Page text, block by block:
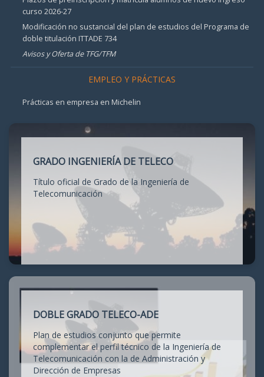
curso 2026-27
Modificación no sustancial del plan de estudios del Programa de
doble titulación ITTADE 734
Avisos y Oferta de TFG/TFM
EMPLEO Y PRÁCTICAS
Prácticas en empresa en Michelin
GRADO INGENIERÍA DE TELECO
Título oficial de Grado de la Ingeniería de
Telecomunicación
DOBLE GRADO TELECO-ADE
Plan de estudios conjunto que permite
complementar el perfil técnico de la Ingeniería de
Telecomunicación con la de Administración y
Dirección de Empresas